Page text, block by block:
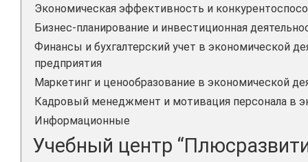
Экономическая эффективность и
Бизнес-планирование и инвестиционная
Финансы и бухгалтерский учет в экономической
предприятия
Маркетинг и ценообразование в экономической
Кадровый менеджмент и мотивация персонала в
Информационные
Учебный центр